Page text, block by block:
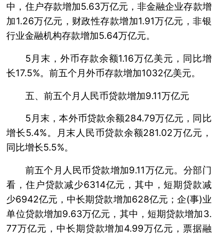
中，住户存款增加5.63万亿元，非金融企业存款增
加1.26万亿元，财政性存款增加1.91万亿元，非银
行业金融机构存款增加5.64万亿元。
5月末，外币存款余额1.16万亿美元，同比增
长17.5%。前五个月外币存款增加1032亿美元。
五、前五个月人民币贷款增加9.11万亿元
5月末，本外币贷款余额284.79万亿元，同比
增长5.4%。月末人民币贷款余额281.02万亿元，
同比增长5.5%。
前五个月人民币贷款增加9.11万亿元。分部门
看，住户贷款减少6314亿元，其中，短期贷款减
少6942亿元，中长期贷款增加628亿元；企(事)业
单位贷款增加9.63万亿元，其中，短期贷款增加3.
77万亿元，中长期贷款增加4.99万亿元，票据融